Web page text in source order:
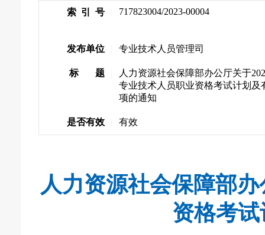
索 引 号 717823004/2023-00004
发布单位 专业技术人员管理司
标 题
人力资源社会保障部办公厅关于
专业技术人员职业资格考试计划及
项的通知
是否有效 有效
人力资源社会保障部
资格考